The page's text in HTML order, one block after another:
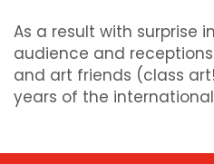
As a result with surprise
audience and
and art friends (class
years of the